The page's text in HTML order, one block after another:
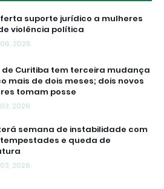
suporte jurídico a mulheres
violência política
2026
Curitiba tem terceira mudança
mais de dois meses; dois novos
tomam posse
2026
semana de instabilidade com
e queda de
2026